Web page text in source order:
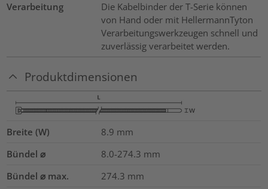
Verarbeitung
Die Kabelbinder der T-Serie können
von Hand oder mit HellermannTyton
Verarbeitungswerkzeugen schnell und
zuverlässig verarbeitet werden.
Produktdimensionen
Breite (W) 8.9 mm
Bündel ⌀
8.0-274.3 mm
Bündel ⌀ max.
274.3 mm